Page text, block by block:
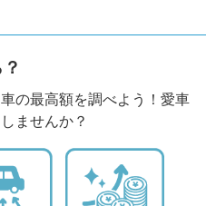
の最高額を調べよう！愛車
ませんか？